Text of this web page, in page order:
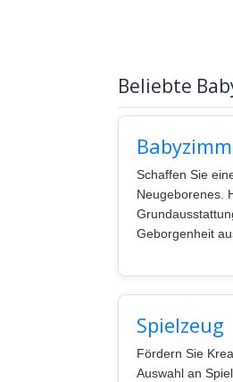
Beliebte
Schaffen Sie
Neugeborenes.
Geborgenheit
Spielzeug
Fördern Sie
Auswahl an